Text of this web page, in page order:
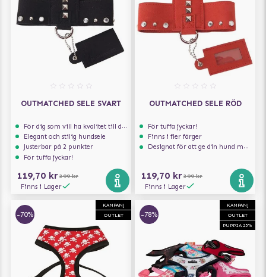
OUTMATCHED SELE SVART
För dig som vill ha kvalitet till din hund!
Elegant och stilig hundsele
Justerbar på 2 punkter
För tuffa jyckar!
119,70 kr 399 kr
Finns i Lager
OUTMATCHED SELE RÖD
För tuffa jyckar!
Finns i fler färger
Designat för att ge din hund maximal komfort
119,70 kr 399 kr
Finns i Lager
KAMPANJ
OUTLET
-70%
KAMPANJ
OUTLET
PUPPIA 25%
-78%